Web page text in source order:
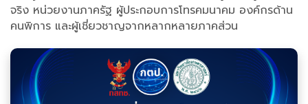
จริง หน่วยงานภาครัฐ ผู้ประกอบการโทรคมนาคม องค์กรด้าน
คนพิการ และผู้เชี่ยวชาญจากหลากหลายภาคส่วน